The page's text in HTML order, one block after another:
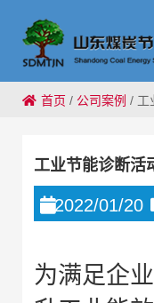
首页 / 公司案例 / 工
工业节能诊断活
2022/01/20
为满足企